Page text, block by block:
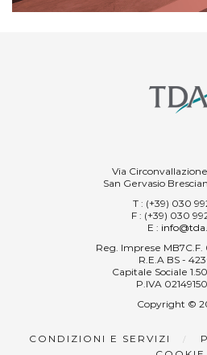
Via
San Gervasio
T: (+39) 030
F : (+39) 030
E :
Reg. Imprese MB7C.F.
R.E.A BS -
Capitale Sociale
P.IVA
Copyright ©
CONDIZIONI E SERVIZI